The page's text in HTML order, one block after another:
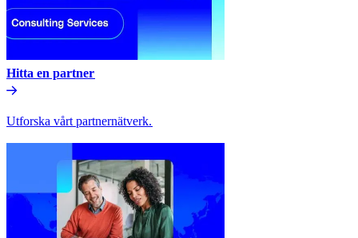
Hitta en partner​​
Utforska vårt partnernätverk.​​